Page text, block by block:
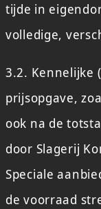
tijde in
volledige,
3.2. Kennelijke
prijsopgave,
ook na de
door Slagerij
Speciale
de voorraad